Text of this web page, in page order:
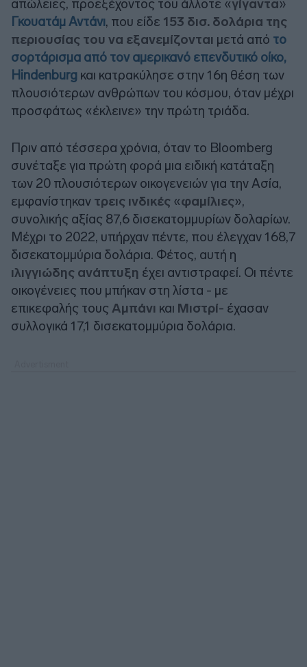
απώλειες, προεξέχοντος του άλλοτε «γίγαντα»
Γκουατάμ Αντάνι, που είδε 153 δισ. δολάρια της
περιουσίας του να εξανεμίζονται μετά από το
σορτάρισμα από τον αμερικανό επενδυτικό οίκο,
Hindenburg και κατρακύλησε στην 16η θέση των
πλουσιότερων ανθρώπων του κόσμου, όταν μέχρι
προσφάτως «έκλεινε» την πρώτη τριάδα.
Πριν από τέσσερα χρόνια, όταν το Bloomberg
συνέταξε για πρώτη φορά μια ειδική κατάταξη
των 20 πλουσιότερων οικογενειών για την Ασία,
εμφανίστηκαν τρεις ινδικές «φαμίλιες»,
συνολικής αξίας 87,6 δισεκατομμυρίων δολαρίων.
Μέχρι το 2022, υπήρχαν πέντε, που έλεγχαν 168,7
δισεκατομμύρια δολάρια. Φέτος, αυτή η
ιλιγγιώδης ανάπτυξη έχει αντιστραφεί. Οι πέντε
οικογένειες που μπήκαν στη λίστα - με
επικεφαλής τους Αμπάνι και Μιστρί- έχασαν
συλλογικά 17,1 δισεκατομμύρια δολάρια.